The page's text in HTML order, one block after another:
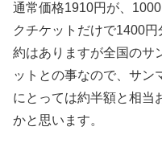
通常価格1910円が、
クチケットだけで1400
約はありますが全国のサ
ットとの事なので、サン
にとっては約半額と相当
かと思います。